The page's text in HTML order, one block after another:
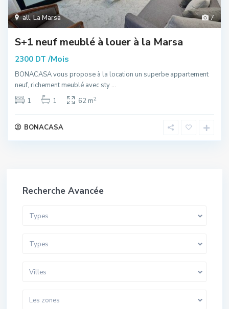
7
all,La Marsa
S+1 neuf meublé à louer à la Marsa
2300 DT /Mois
BONACASA vous propose à la location un superbe appartement
neuf, richement meublé avec sty...
1
1 62 m2
BONACASA
Recherche Avancée
Types
Types
Villes
Les zones